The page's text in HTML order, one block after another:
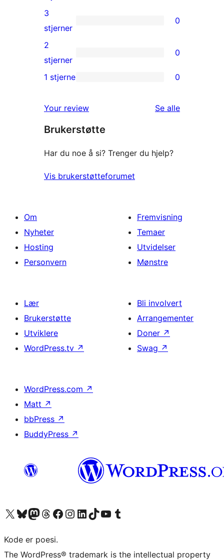
reviews
4-
star
reviews
0
3-
star
reviews
3
stjerner
0
0
2-
reviews
2
stjerner
0
star
reviews
1 stjerne 0
Your review Se alleomtalene
Brukerstøtte
Har du noe å si? Trenger du hjelp?
Vis brukerstøtteforumet
Om
Nyheter
Hosting
Personvern
Fremvisning
Temaer
Utvidelser
Mønstre
Lær
Brukerstøtte
Utviklere
WordPress.tv ↗
Bli involvert
Arrangementer
Doner ↗
Swag ↗
WordPress.com ↗
Matt ↗
bbPress ↗
BuddyPress ↗
Besøk vår konto på X Visit our Bluesky account
Besøk vår Mastodon-konto
Visit our Threads account
Besøk vår Facebook-sideBesøk vår Instagram-konto
Besøk vår LinkedIn-konto
Visit our TikTok account
Visit our YouTube channel
Visit our Tumblr account
Kode er poesi.
The WordPress® trademark is the intellectual property